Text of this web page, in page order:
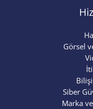
Görsel
Siber
Marka